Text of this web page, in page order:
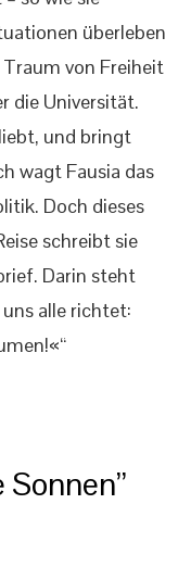
überleben
von Freiheit
die Universität.
und bringt
wagt Fausia das
Doch dieses
schreibt sie
Darin steht
alle richtet: